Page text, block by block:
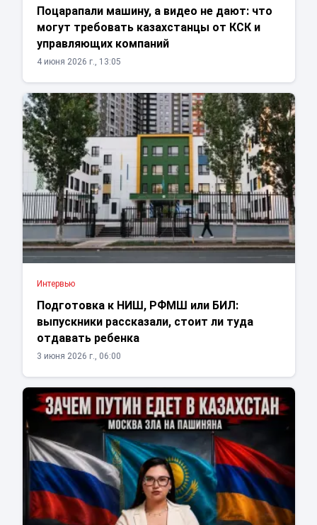
Поцарапали машину, а видео не дают: что
могут требовать казахстанцы от КСК и
управляющих компаний
4 июня 2026 г., 13:05
Интервью
Подготовка к НИШ, РФМШ или БИЛ:
выпускники рассказали, стоит ли туда
отдавать ребенка
3 июня 2026 г., 06:00